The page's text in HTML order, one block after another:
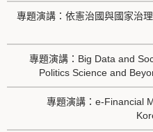
專題演講：依憲治國與國家治
專題演講：Big Data and
Politics Science and
專題演講：e-Financial